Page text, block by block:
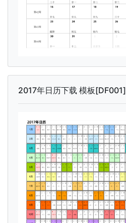
2017年日历下载 模板[DF001]